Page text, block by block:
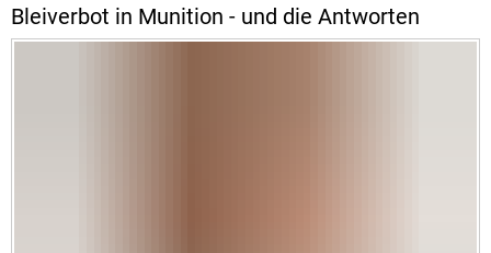
Bleiverbot in Munition - und die Antworten